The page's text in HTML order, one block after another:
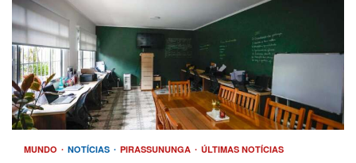
MUNDO NOTÍCIAS PIRASSUNUNGA ÚLTIMAS NOTÍCIAS